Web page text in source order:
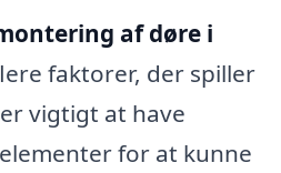
af døre i
faktorer, der spiller
vigtigt at have
for at kunne